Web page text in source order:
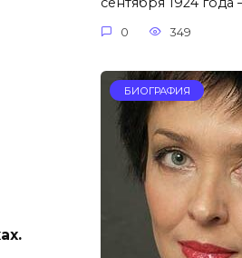
0 349
БИОГРАФИЯ